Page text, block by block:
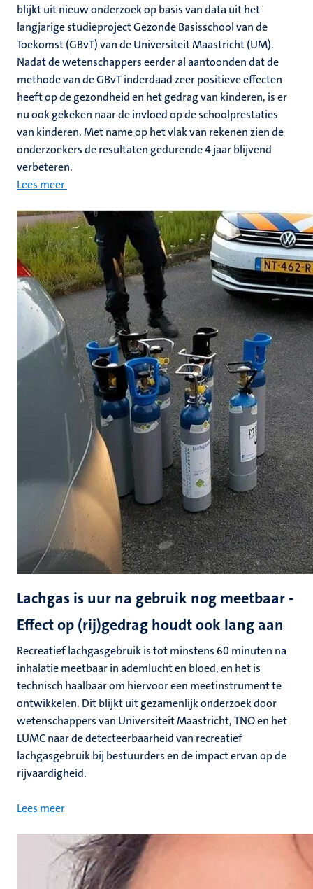
blijkt uit nieuw onderzoek op basis van data uit het
langjarige studieproject Gezonde Basisschool van de
Toekomst (GBvT) van de Universiteit Maastricht (UM).
Nadat de wetenschappers eerder al aantoonden dat de
methode van de GBvT inderdaad zeer positieve effecten
heeft op de gezondheid en het gedrag van kinderen, is er
nu ook gekeken naar de invloed op de schoolprestaties
van kinderen. Met name op het vlak van rekenen zien de
onderzoekers de resultaten gedurende 4 jaar blijvend
verbeteren.
Lees meer
Lachgas is uur na gebruik nog meetbaar -
Effect op (rij)gedrag houdt ook lang aan
Recreatief lachgasgebruik is tot minstens 60 minuten na
inhalatie meetbaar in ademlucht en bloed, en het is
technisch haalbaar om hiervoor een meetinstrument te
ontwikkelen. Dit blijkt uit gezamenlijk onderzoek door
wetenschappers van Universiteit Maastricht, TNO en het
LUMC naar de detecteerbaarheid van recreatief
lachgasgebruik bij bestuurders en de impact ervan op de
rijvaardigheid.
Lees meer